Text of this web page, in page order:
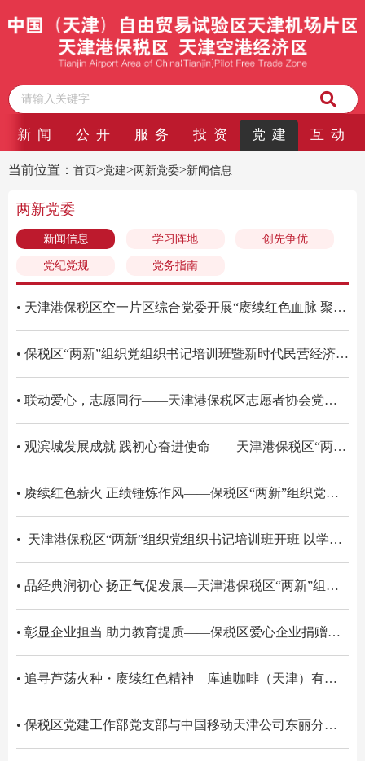
新 闻 公 开 服 务 投 资 党 建 互 动
当前位置： 首页>党建>两新党委>新闻信息
两新党委
新闻信息 学习阵地 创先争优
党纪党规 党务指南
• 天津港保税区空一片区综合党委开展“赓续红色血脉 聚力产融新篇”主题党日活动暨高管书记业务交流会
• 保税区“两新”组织党组织书记培训班暨新时代民营经济人士及专精特新企业管理人员培训班在天津大学圆满举办
• 联动爱心，志愿同行——天津港保税区志愿者协会党支部联合联想智能制造部开展敬老公益慰问活动
• 观滨城发展成就 践初心奋进使命——天津港保税区“两新”组织党委组织参观滨海新区深化改革开放促进高质量发展成就展
• 赓续红色薪火 正绩锤炼作风——保税区“两新”组织党委开展主题党日活动献礼建党105周年
• 天津港保税区“两新”组织党组织书记培训班开班 以学促干 深化党建与企业经营融合
• 品经典润初心 扬正气促发展—天津港保税区“两新”组织党委海临港片区综合党委读书分享会圆满举行
• 彰显企业担当 助力教育提质——保税区爱心企业捐赠智慧设备暖校园
• 追寻芦荡火种・赓续红色精神—库迪咖啡（天津）有限公司党支部赴常熟沙家浜开展主题党日活动
• 保税区党建工作部党支部与中国移动天津公司东丽分公司党支部开展共建活动